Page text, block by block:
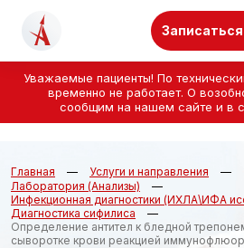
Уважаемые пациенты! По
временно не работает. О
сообщим на нашем сайте и в
Главная
Услуги и направления
Лаборатория (Анализы)
Инфекционная диагностики (ИХЛА\ИФА
Диагностика сифилиса
Определение антител к бледной
сыворотке крови реакцией